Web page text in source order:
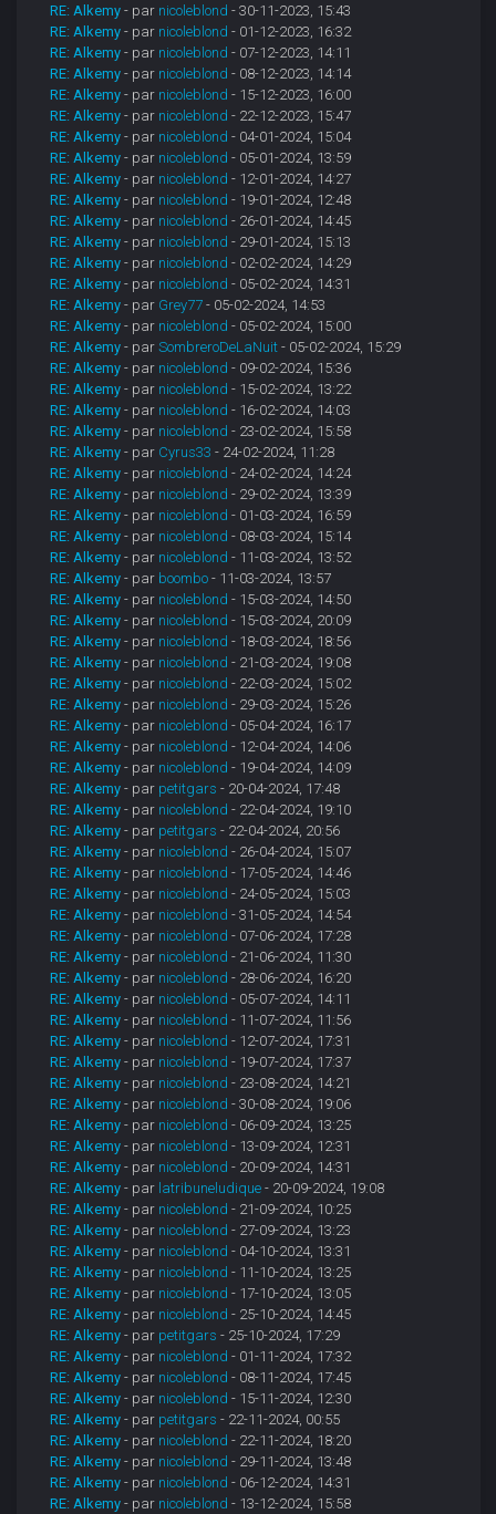
RE: Alkemy - par nicoleblond - 30-11-2023, 15:43
RE: Alkemy - par nicoleblond - 01-12-2023, 16:32
RE: Alkemy - par nicoleblond - 07-12-2023, 14:11
RE: Alkemy - par nicoleblond - 08-12-2023, 14:14
RE: Alkemy - par nicoleblond - 15-12-2023, 16:00
RE: Alkemy - par nicoleblond - 22-12-2023, 15:47
RE: Alkemy - par nicoleblond - 04-01-2024, 15:04
RE: Alkemy - par nicoleblond - 05-01-2024, 13:59
RE: Alkemy - par nicoleblond - 12-01-2024, 14:27
RE: Alkemy - par nicoleblond - 19-01-2024, 12:48
RE: Alkemy - par nicoleblond - 26-01-2024, 14:45
RE: Alkemy - par nicoleblond - 29-01-2024, 15:13
RE: Alkemy - par nicoleblond - 02-02-2024, 14:29
RE: Alkemy - par nicoleblond - 05-02-2024, 14:31
RE: Alkemy - par Grey77 - 05-02-2024, 14:53
RE: Alkemy - par nicoleblond - 05-02-2024, 15:00
RE: Alkemy - parSombreroDeLaNuit - 05-02-2024, 15:29
RE: Alkemy - par nicoleblond - 09-02-2024, 15:36
RE: Alkemy - par nicoleblond - 15-02-2024, 13:22
RE: Alkemy - par nicoleblond - 16-02-2024, 14:03
RE: Alkemy - par nicoleblond - 23-02-2024, 15:58
RE: Alkemy - par Cyrus33 - 24-02-2024, 11:28
RE: Alkemy - par nicoleblond - 24-02-2024, 14:24
RE: Alkemy - par nicoleblond - 29-02-2024, 13:39
RE: Alkemy - par nicoleblond - 01-03-2024, 16:59
RE: Alkemy - par nicoleblond - 08-03-2024, 15:14
RE: Alkemy - par nicoleblond - 11-03-2024, 13:52
RE: Alkemy - par boombo - 11-03-2024, 13:57
RE: Alkemy - par nicoleblond - 15-03-2024, 14:50
RE: Alkemy - par nicoleblond - 15-03-2024, 20:09
RE: Alkemy - par nicoleblond - 18-03-2024, 18:56
RE: Alkemy - par nicoleblond - 21-03-2024, 19:08
RE: Alkemy - par nicoleblond - 22-03-2024, 15:02
RE: Alkemy - par nicoleblond - 29-03-2024, 15:26
RE: Alkemy - par nicoleblond - 05-04-2024, 16:17
RE: Alkemy - par nicoleblond - 12-04-2024, 14:06
RE: Alkemy - par nicoleblond - 19-04-2024, 14:09
RE: Alkemy - par petitgars - 20-04-2024, 17:48
RE: Alkemy - par nicoleblond - 22-04-2024, 19:10
RE: Alkemy - par petitgars - 22-04-2024, 20:56
RE: Alkemy - par nicoleblond - 26-04-2024, 15:07
RE: Alkemy - par nicoleblond - 17-05-2024, 14:46
RE: Alkemy - par nicoleblond - 24-05-2024, 15:03
RE: Alkemy - par nicoleblond - 31-05-2024, 14:54
RE: Alkemy - par nicoleblond - 07-06-2024, 17:28
RE: Alkemy - par nicoleblond - 21-06-2024, 11:30
RE: Alkemy - par nicoleblond - 28-06-2024, 16:20
RE: Alkemy - par nicoleblond - 05-07-2024, 14:11
RE: Alkemy - par nicoleblond - 11-07-2024, 11:56
RE: Alkemy - par nicoleblond - 12-07-2024, 17:31
RE: Alkemy - par nicoleblond - 19-07-2024, 17:37
RE: Alkemy - par nicoleblond - 23-08-2024, 14:21
RE: Alkemy - par nicoleblond - 30-08-2024, 19:06
RE: Alkemy - par nicoleblond - 06-09-2024, 13:25
RE: Alkemy - par nicoleblond - 13-09-2024, 12:31
RE: Alkemy - par nicoleblond - 20-09-2024, 14:31
RE: Alkemy - par latribuneludique - 20-09-2024, 19:08
RE: Alkemy - par nicoleblond - 21-09-2024, 10:25
RE: Alkemy - par nicoleblond - 27-09-2024, 13:23
RE: Alkemy - par nicoleblond - 04-10-2024, 13:31
RE: Alkemy - par nicoleblond - 11-10-2024, 13:25
RE: Alkemy - par nicoleblond - 17-10-2024, 13:05
RE: Alkemy - par nicoleblond - 25-10-2024, 14:45
RE: Alkemy - par petitgars - 25-10-2024, 17:29
RE: Alkemy - par nicoleblond - 01-11-2024, 17:32
RE: Alkemy - par nicoleblond - 08-11-2024, 17:45
RE: Alkemy - par nicoleblond - 15-11-2024, 12:30
RE: Alkemy - par petitgars - 22-11-2024, 00:55
RE: Alkemy - par nicoleblond - 22-11-2024, 18:20
RE: Alkemy - par nicoleblond - 29-11-2024, 13:48
RE: Alkemy - par nicoleblond - 06-12-2024, 14:31
RE: Alkemy - par nicoleblond - 13-12-2024, 15:58